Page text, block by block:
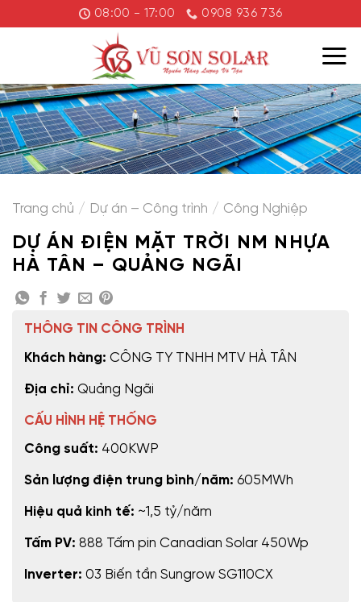
đến
08:00 - 17:00 0908 936 736
Trang chủ / Dự án – Công trình / Công Nghiệp
DỰ ÁN ĐIỆN MẶT TRỜI NM NHỰA
HÀ TÂN – QUẢNG NGÃI
THÔNG TIN CÔNG TRÌNH
Khách hàng: CÔNG TY TNHH MTV HÀ TÂN
Địa chỉ: Quảng Ngãi
CẤU HÌNH HỆ THỐNG
Công suất: 400KWP
Sản lượng điện trung bình/năm: 605MWh
Hiệu quả kinh tế: ~1,5 tỷ/năm
Tấm PV: 888 Tấm pin Canadian Solar 450Wp
Inverter: 03 Biến tần Sungrow SG110CX